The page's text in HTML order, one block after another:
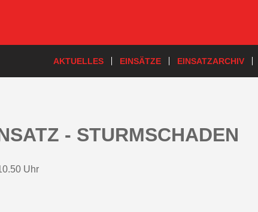
AKTUELLES EINSÄTZE EINSATZARCHIV
- STURMSCHADEN
Uhr